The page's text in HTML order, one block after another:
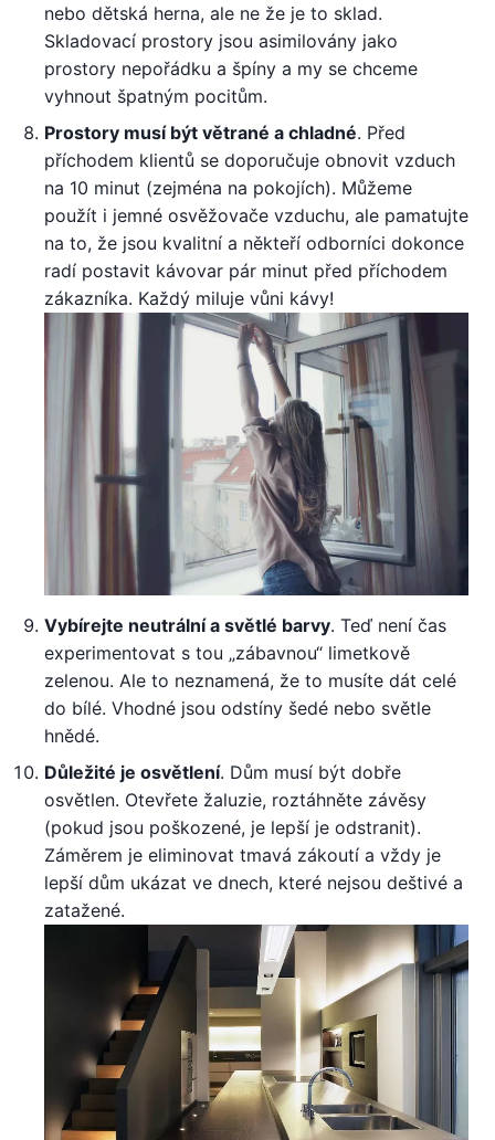
nebo dětská herna, ale ne že je to sklad.
Skladovací prostory jsou asimilovány jako
prostory nepořádku a špíny a my se chceme
vyhnout špatným pocitům.
Prostory musí být větrané a chladné. Před
příchodem klientů se doporučuje obnovit vzduch
na 10 minut (zejména na pokojích). Můžeme
použít i jemné osvěžovače vzduchu, ale pamatujte
na to, že jsou kvalitní a někteří odborníci dokonce
radí postavit kávovar pár minut před příchodem
zákazníka. Každý miluje vůni kávy!
Vybírejte neutrální a světlé barvy. Teď není čas
experimentovat s tou „zábavnou“ limetkově
zelenou. Ale to neznamená, že to musíte dát celé
do bílé. Vhodné jsou odstíny šedé nebo světle
hnědé.
Důležité je osvětlení. Dům musí být dobře
osvětlen. Otevřete žaluzie, roztáhněte závěsy
(pokud jsou poškozené, je lepší je odstranit).
Záměrem je eliminovat tmavá zákoutí a vždy je
lepší dům ukázat ve dnech, které nejsou deštivé a
zatažené.